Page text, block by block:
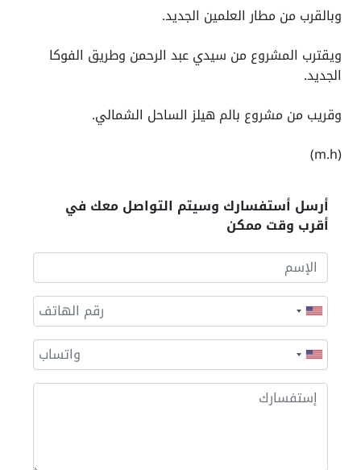
وبالقرب من مطار العلمين الجديد.
ويقترب المشروع من سيدي عبد الرحمن وطريق الفوكا
الجديد.
وقريب من مشروع بالم هيلز الساحل الشمالي.
(m.h)
أرسل أستفسارك وسيتم التواصل معك في
أقرب وقت ممكن